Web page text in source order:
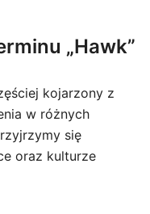
„Hawk”
kojarzony z
w różnych
się
oraz kulturze